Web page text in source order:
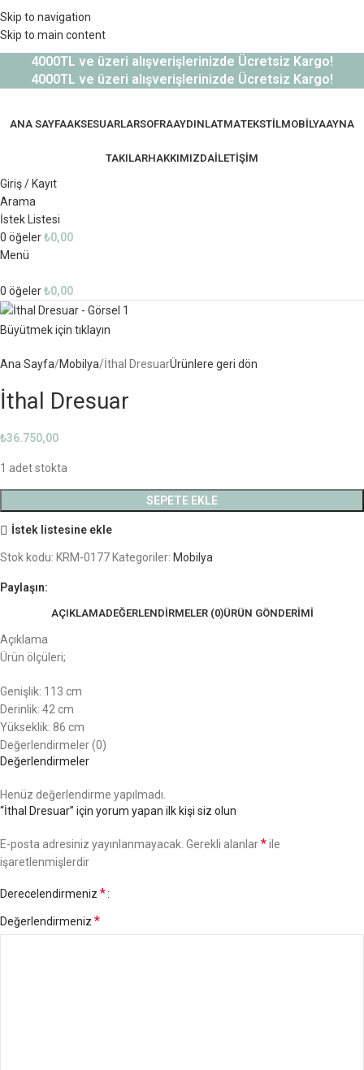
Skip to navigation
Skip to main content
4000TL ve üzeri alışverişlerinizde Ücretsiz Kargo!
4000TL ve üzeri alışverişlerinizde Ücretsiz Kargo!
ANA SAYFAAKSESUARLARSOFRAAYDINLATMATEKSTILMOBILYAAYNA
TAKILARHAKKIMIZDAİLETİŞİM
Giriş / Kayıt
Arama
İstek Listesi
0 öğeler₺0,00
Menü
0 öğeler₺0,00
Büyütmek için tıklayın
Ana Sayfa Mobilya İthal DresuarÜrünlere geri dön
İthal Dresuar
₺36.750,00
1 adet stokta
SEPETE EKLE
İstek listesine ekle
Stok kodu: KRM-0177Kategoriler: Mobilya
Paylaşın:
AÇIKLAMADEĞERLENDIRMELER (0)ÜRÜN GÖNDERIMI
Açıklama
Ürün ölçüleri;
Genişlik: 113 cm
Derinlik: 42 cm
Yükseklik: 86 cm
Değerlendirmeler (0)
Değerlendirmeler
Henüz değerlendirme yapılmadı.
“İthal Dresuar” için yorum yapan ilk kişi siz olun
E-posta adresiniz yayınlanmayacak. Gerekli alanlar*ile
işaretlenmişlerdir
Derecelendirmeniz *
Değerlendirmeniz *
Sepetinizdeki 2. Ürün Şimdi %50 İndirimli!